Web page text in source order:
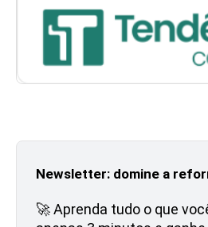
Newsletter: domine a
🚀 Aprenda tudo o que